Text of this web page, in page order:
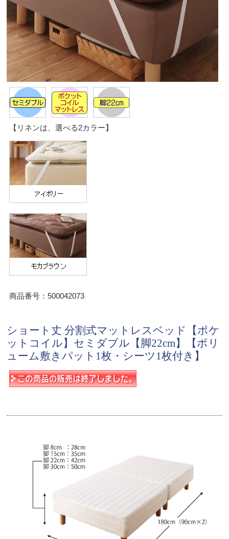
【リネンは、選べる2カラー】
商品番号：500042073
ショート丈 分割式マットレスベッド【ポケ
ットコイル】セミダブル【脚22cm】【ボリ
ューム敷きパット1枚・シーツ1枚付き】